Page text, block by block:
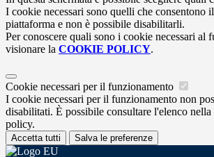
I cookie necessari sono quelli che consentono
piattaforma e non è possibile disabilitarli.
Per conoscere quali sono i cookie necessari al
visionare la COOKIE POLICY.
Cookie necessari per il funzionamento
I cookie necessari per il funzionamento non
disabilitati. È possibile consultare l'elenco
policy.
Accetta tutti Salva le preferenze